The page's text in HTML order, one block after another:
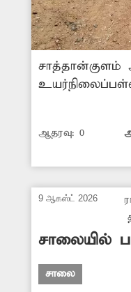
சாத்தான்குளம்
பாலம்
ஜல்லி கற்கள்,
சீரமைத்தனர்.
அளிக்கிறது.
தூர்ந்து
செல்லாமல்,
அபாயம்
பாலத்தை
ஆதரவு: 0
9 ஆகஸ்ட் 2026
சாலையில்
சாலை